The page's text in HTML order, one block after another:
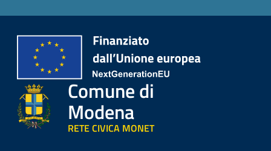
Comune di
Modena
RETE CIVICA MONET